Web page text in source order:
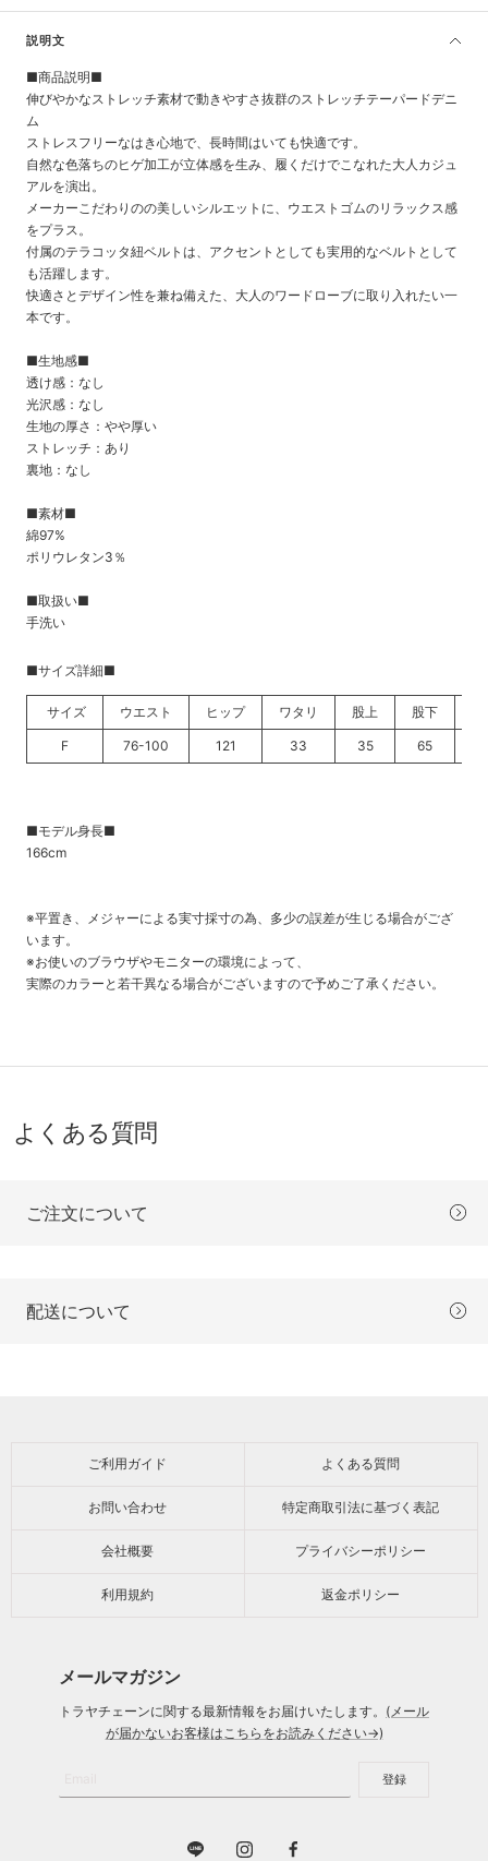
説明文
■商品説明■
伸びやかなストレッチ素材で動きやすさ抜群のストレッチテーパードデニ
ム
ストレスフリーなはき心地で、長時間はいても快適です。
自然な色落ちのヒゲ加工が立体感を生み、履くだけでこなれた大人カジュ
アルを演出。
メーカーこだわりのの美しいシルエットに、ウエストゴムのリラックス感
をプラス。
付属のテラコッタ紐ベルトは、アクセントとしても実用的なベルトとして
も活躍します。
快適さとデザイン性を兼ね備えた、大人のワードローブに取り入れたい一
本です。
■生地感■
透け感：なし
光沢感：なし
生地の厚さ：やや厚い
ストレッチ：あり
裏地：なし
■素材■
綿97%
ポリウレタン3％
■取扱い■
手洗い
■サイズ詳細■
サイズ ウエスト ヒップ ワタリ 股上 股下
F 76-100 121 33 35 65
■モデル身長■
166cm
※平置き、メジャーによる実寸採寸の為、多少の誤差が生じる場合がござ
います。
※お使いのブラウザやモニターの環境によって、
実際のカラーと若干異なる場合がございますので予めご了承ください。
よくある質問
ご注文について
配送について
ご利用ガイド よくある質問
お問い合わせ 特定商取引法に基づく表記
会社概要 プライバシーポリシー
利用規約 返金ポリシー
メールマガジン
トラヤチェーンに関する最新情報をお届けいたします。 (メール
が届かないお客様はこちらをお読みください→)
登録